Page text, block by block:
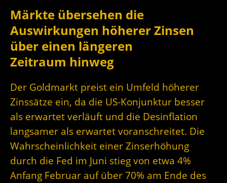
Märkte übersehen die
Auswirkungen höherer Zinsen
über einen längeren
Zeitraum hinweg
Der Goldmarkt preist ein Umfeld höherer
Zinssätze ein, da die US-Konjunktur besser
als erwartet verläuft und die Desinflation
langsamer als erwartet voranschreitet. Die
Wahrscheinlichkeit einer Zinserhöhung
durch die Fed im Juni stieg von etwa 4%
Anfang Februar auf über 70% am Ende des